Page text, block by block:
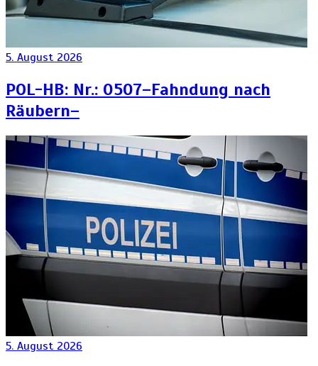
5. August 2026
POL-HB: Nr.: 0507–Fahndung nach
Räubern–
5. August 2026